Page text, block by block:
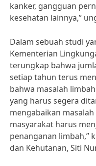
kanker, gangguan
kesehatan lainnya,”
Dalam sebuah studi
Kementerian
terungkap bahwa
setiap tahun terus
bahwa masalah
yang harus segera
mengabaikan
masyarakat harus
penanganan limbah,”
dan Kehutanan, Siti